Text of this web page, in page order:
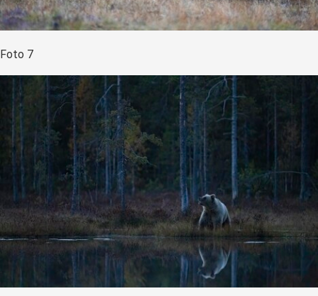
Foto 7